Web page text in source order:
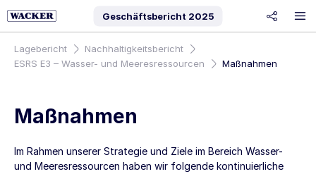
Geschäftsbericht 2025
Lagebericht
Nachhaltigkeitsbericht
ESRS E3 – Wasser- und Meeresressourcen
Maßnahmen
Maßnahmen
Im Rahmen unserer Strategie und Ziele im Bereich Wasser-
und Meeresressourcen haben wir folgende kontinuierliche